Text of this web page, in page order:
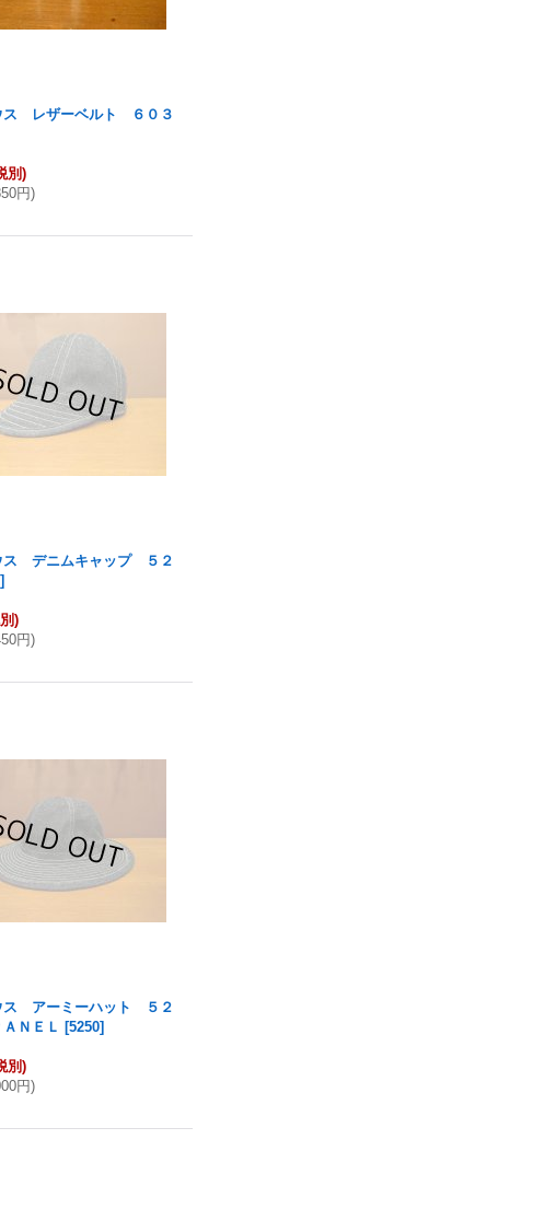
ス レザーベルト ６０３
別)
円)
ス デニムキャップ ５２
]
)
円)
ス アーミーハット ５２
ＮＥＬ
[5250]
別)
円)